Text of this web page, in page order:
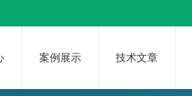
案例展示 技术文章